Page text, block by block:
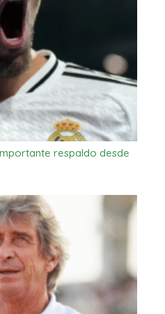
respaldo desde